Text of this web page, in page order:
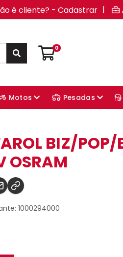
é cliente? - Cadastrar |
0
Motos Pesadas
BIZ/POP/
OSRAM
1000294000